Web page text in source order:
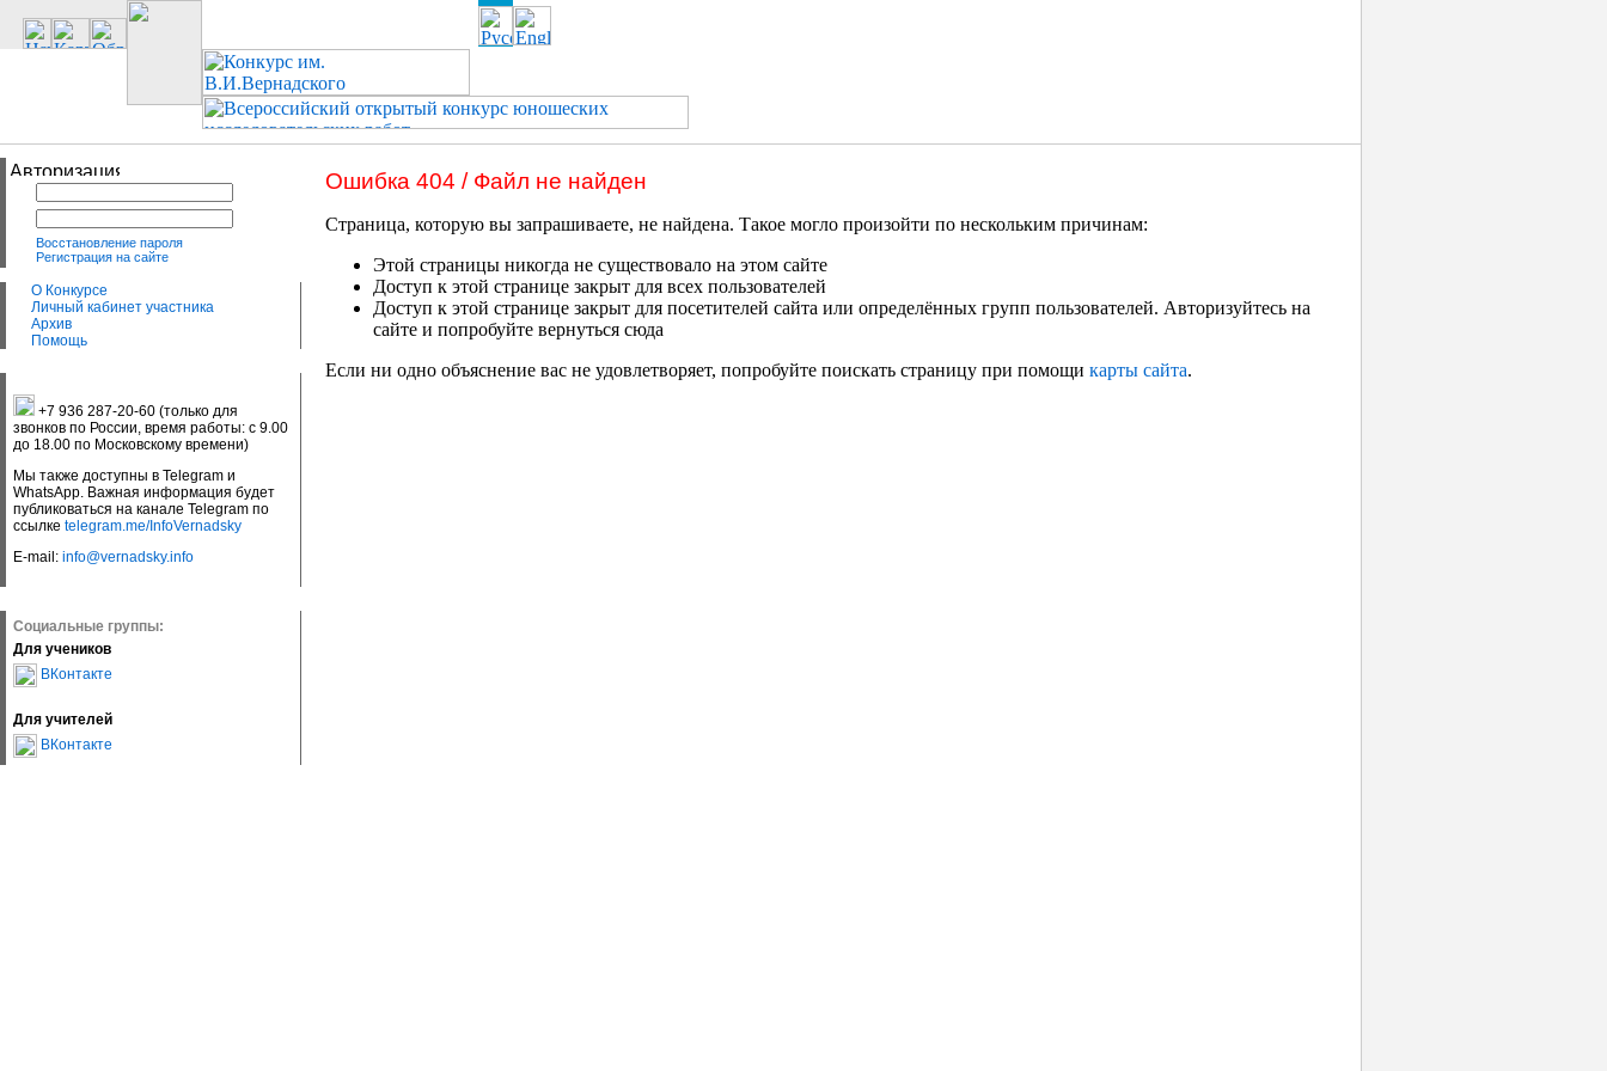
Восстановление пароля
Регистрация на сайте
О Конкурсе
Личный кабинет участника
Архив
Помощь
+7 936 287-20-60 (только для
звонков по России, время работы: с 9.00
до 18.00 по Московскому времени)
Мы также доступны в Telegram и
WhatsApp. Важная информация будет
публиковаться на канале Telegram по
ссылке telegram.me/InfoVernadsky
E-mail: info@vernadsky.info
Социальные группы:
Для учеников
ВКонтакте
Для учителей
ВКонтакте
Ошибка 404 / Файл не найден
Страница, которую вы запрашиваете, не найдена. Такое могло произойти по нескольким причинам:
Этой страницы никогда не существовало на этом сайте
Доступ к этой странице закрыт для всех пользователей
Доступ к этой странице закрыт для посетителей сайта или определённых групп пользователей. Авторизуйтесь на
сайте и попробуйте вернуться сюда
Если ни одно объяснение вас не удовлетворяет, попробуйте поискать страницу при помощи карты сайта.